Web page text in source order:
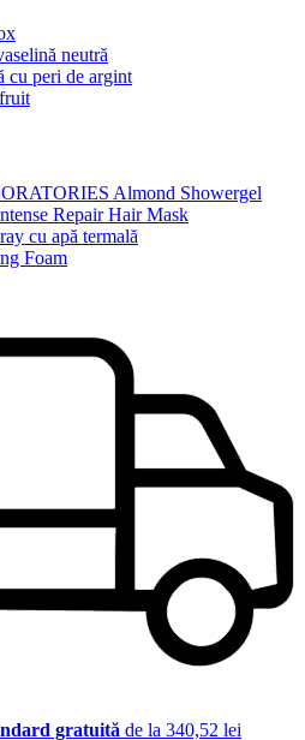
neutră
cu peri de argint
Almond Showergel
Repair Hair Mask
cu apă termală
Foam
gratuită de la 340,52 lei